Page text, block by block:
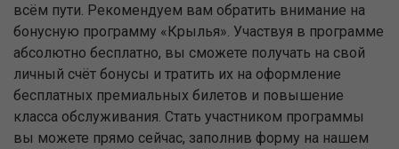
всём пути. Рекомендуем вам обратить внимание на
бонусную программу «Крылья». Участвуя в программе
абсолютно бесплатно, вы сможете получать на свой
личный счёт бонусы и тратить их на оформление
бесплатных премиальных билетов и повышение
класса обслуживания. Стать участником программы
вы можете прямо сейчас, заполнив форму на нашем